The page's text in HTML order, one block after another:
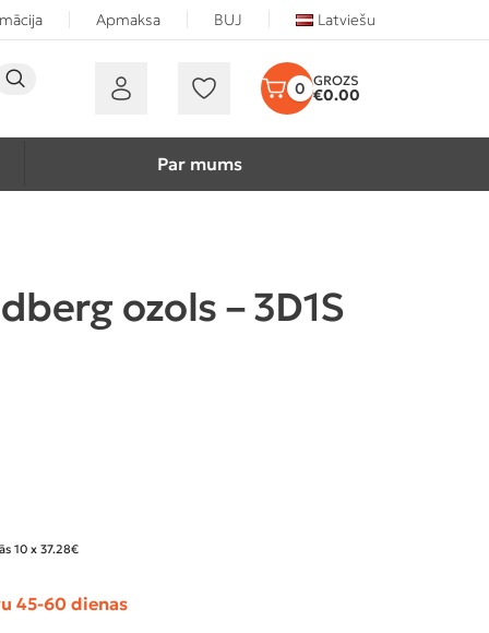
Apmaksa BUJ Latviešu
0 €0.00
Par mums
ozols – 3D1S
10 x 37.28€
45-60 dienas